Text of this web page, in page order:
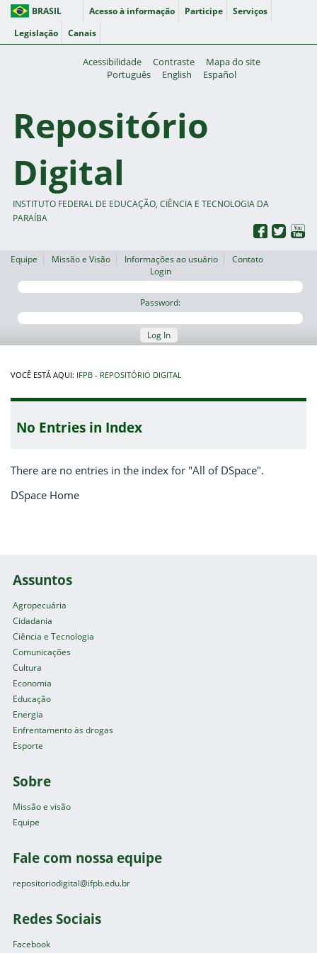
BRASIL Acesso à informação Participe
Serviços
Legislação
Canais
Acessibilidade Contraste
Mapa do site
Português
English Español
Repositório
Digital
INSTITUTO FEDERAL DE EDUCAÇÃO, CIÊNCIA E TECNOLOGIA DA
PARAÍBA
Equipe Missão e Visão Informações ao usuário
Contato
Login
Password:
Log In
VOCÊ ESTÁ AQUI: IFPB - REPOSITÓRIO DIGITAL
No Entries in Index
There are no entries in the index for "All of DSpace".
DSpace Home
Assuntos
Agropecuária
Cidadania
Ciência e Tecnologia
Comunicações
Cultura
Economia
Educação
Energia
Enfrentamento às drogas
Esporte
Sobre
Missão e visão
Equipe
Fale com nossa equipe
repositoriodigital@ifpb.edu.br
Redes Sociais
Facebook